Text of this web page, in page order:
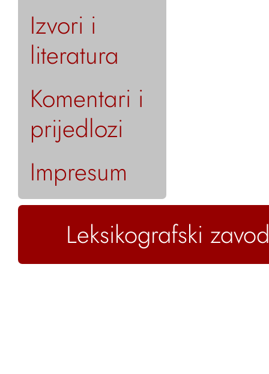
Izvori i
literatura
Komentari i
prijedlozi
Impresum
Leksikografski